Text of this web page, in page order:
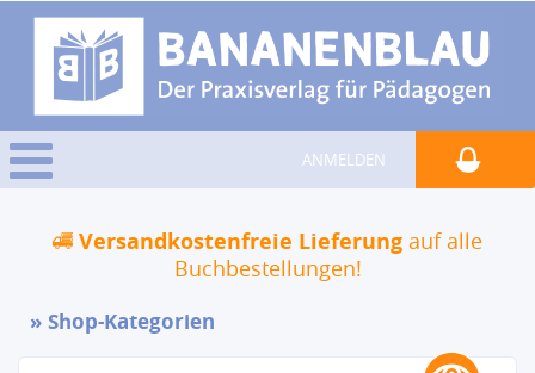
ANMELDEN
Versandkostenfreie Lieferung auf alle
Buchbestellungen!
Shop-Kategorien